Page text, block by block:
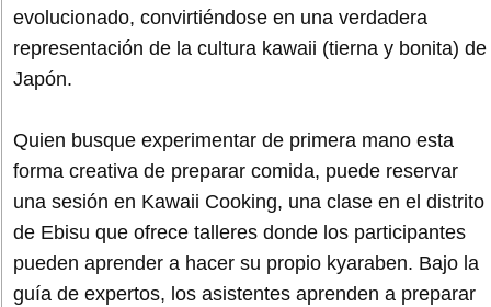
evolucionado, convirtiéndose en una verdadera
representación de la cultura kawaii (tierna y bonita) de
Japón.
Quien busque experimentar de primera mano esta
forma creativa de preparar comida, puede reservar
una sesión en Kawaii Cooking, una clase en el distrito
de Ebisu que ofrece talleres donde los participantes
pueden aprender a hacer su propio kyaraben. Bajo la
guía de expertos, los asistentes aprenden a preparar